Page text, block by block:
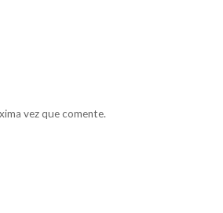
vez que comente.